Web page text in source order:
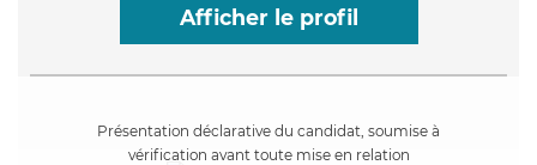
Afficher le profil
Présentation déclarative du candidat, soumise à
vérification avant toute mise en relation